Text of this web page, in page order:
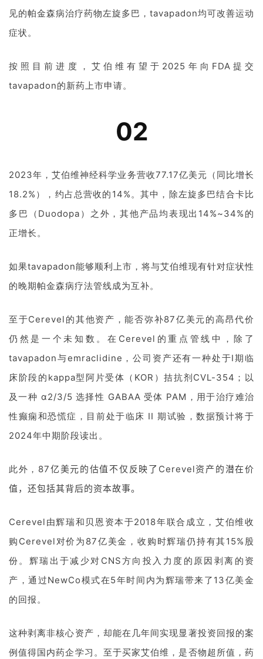
视
专
D
投
资
台
时
学
苑
l
l
E
l
i
h
联
系
我
登录 注册
见的帕金森病治疗药物左旋多巴 ， tavapadon均可改善运动
症状。
按照目前进度， 艾伯维有望于2025年向FDA提交
tavapadon的新药上市申请。
02
2023年，艾伯维神经科学业务营收77.17亿美元（同比增长
18.2%），约占总营收的14%。其中，除左旋多巴结合卡比
多巴（Duodopa）之外，其他产品均表现出14%~34%的
正增长。
如果tavapadon能够顺利上市，将与艾伯维现有针对症状性
的晚期帕金森病疗法管线成为互补。
至于Cerevel的其他资产，能否弥补87亿美元的高昂代价
仍然是一个未知数。在Cerevel的重点管线中，除了
tavapadon与emraclidine，公司资产还有一种处于I期临
床阶段的kappa型阿片受体（KOR）拮抗剂CVL-354；以
及一种 α2/3/5 选择性 GABAA 受体 PAM，用于治疗难治
性癫痫和恐慌症，目前处于临床 II 期试验，数据预计将于
2024年中期阶段读出。
此外， 87亿美元的估值不仅反映了Cerevel资产的潜在价
值，还包括其背后的资本故事。
Cerevel由辉瑞和贝恩资本于2018年联合成立，艾伯维收
购Cerevel对价为87亿美金，收购时辉瑞仍持有其15%股
份。辉瑞出于减少对CNS方向投入力度的原因剥离的资
产，通过NewCo模式在5年时间内为辉瑞带来了13亿美金
的回报。
这种剥离非核心资产，却能在几年间实现显著投资回报的案
例值得国内药企学习。至于买家艾伯维，是否物超所值，药